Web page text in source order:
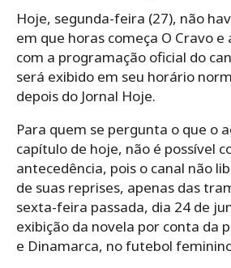
Hoje, segunda-feira (27), não
em que horas começa O Cravo e
com a programação oficial do
será exibido em seu horário
depois do Jornal Hoje.
Para quem se pergunta o que o
capítulo de hoje, não é possível
antecedência, pois o canal não
de suas reprises, apenas das
sexta-feira passada, dia 24 de
exibição da novela por conta da
e Dinamarca, no futebol